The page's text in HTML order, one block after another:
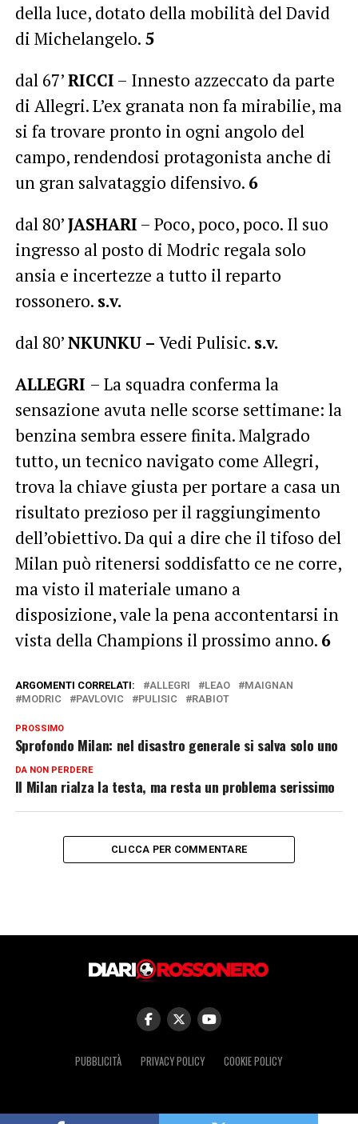
della luce, dotato della mobilità del David
di Michelangelo. 5
dal 67’RICCI – Innesto azzeccato da parte
di Allegri. L’ex granata non fa mirabilie, ma
si fa trovare pronto in ogni angolo del
campo, rendendosi protagonista anche di
un gran salvataggio difensivo. 6
dal 80’JASHARI – Poco, poco, poco. Il suo
ingresso al posto di Modric regala solo
ansia e incertezze a tutto il reparto
rossonero. s.v.
dal 80’NKUNKU – Vedi Pulisic. s.v.
ALLEGRI – La squadra conferma la
sensazione avuta nelle scorse settimane: la
benzina sembra essere finita. Malgrado
tutto, un tecnico navigato come Allegri,
trova la chiave giusta per portare a casa un
risultato prezioso per il raggiungimento
dell’obiettivo. Da qui a dire che il tifoso del
Milan può ritenersi soddisfatto ce ne corre,
ma visto il materiale umano a
disposizione, vale la pena accontentarsi in
vista della Champions il prossimo anno. 6
ARGOMENTI CORRELATI: ALLEGRI LEAO
MAIGNAN
MODRIC
PAVLOVIC PULISIC RABIOT
PROSSIMO
Sprofondo Milan: nel disastro generale si salva solo uno
DA NON PERDERE
Il Milan rialza la testa, ma resta un problema serissimo
CLICCA PER COMMENTARE
PUBBLICITÀ PRIVACY POLICY COOKIE POLICY